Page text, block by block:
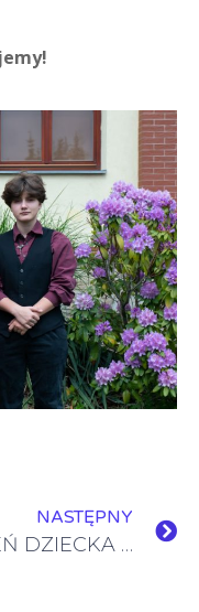
NASTĘPNY
DZIEŃ DZIECKA W NASZEJ SZKOLE